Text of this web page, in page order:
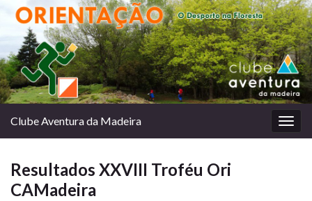
Clube Aventura da Madeira
Resultados XXVIII Troféu Ori
CAMadeira